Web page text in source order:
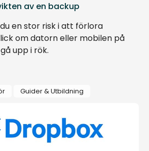
av en backup
en stor risk i att förlora
om datorn eller mobilen på
upp i rök.
Guider & Utbildning